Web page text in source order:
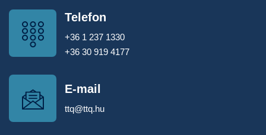
Telefon
+36 1 237 1330
+36 30 919 4177
E-mail
ttq@ttq.hu